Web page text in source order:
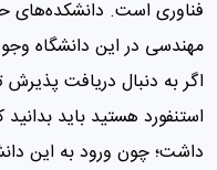
فناوری است. دانشکده‌های
مهندسی در این دانشگاه
اگر به دنبال دریافت
استنفورد هستید باید
داشت؛ چون ورود به این